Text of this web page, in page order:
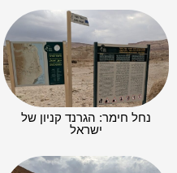
נחל חימר: הגרנד קניון של
ישראל